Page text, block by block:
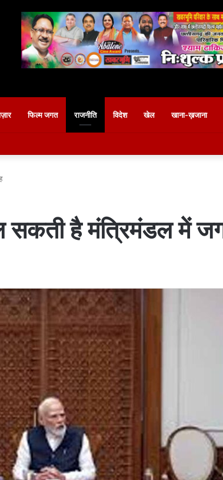
फिल्म जगत राजनीति विदेश खेल खाना-ख़जाना
सकती है मंत्रिमंडल में